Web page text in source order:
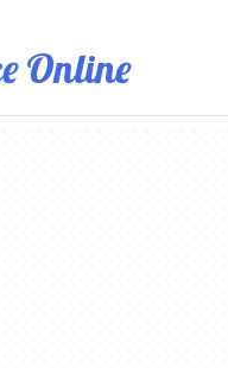
Online